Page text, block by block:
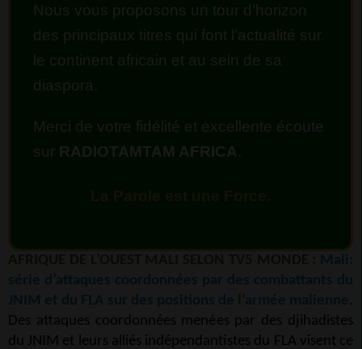
Nous vous proposons un tour d’horizon
des principaux titres qui font l’actualité sur
le continent africain et au sein de sa
diaspora.
Merci de votre fidélité et excellente écoute
sur RADIOTAMTAM AFRICA.
.
Des attaques coordonnées menées par des djihadistes
du JNIM et leurs alliés indépendantistes du FLA visent ce